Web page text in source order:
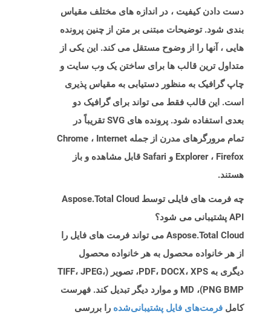
دست دادن کیفیت ، در اندازه های مختلف مقیاس
بندی شود. توضیحات مبتنی بر متن از چنین پرونده
هایی ، آنها را از وضوح مستقل می کند. این یکی از
متداول ترین قالب ها برای ساختن یک وب سایت و
چاپ گرافیک به منظور دستیابی به مقیاس پذیری
است. این قالب فقط می تواند برای گرافیک دو
بعدی استفاده شود. پرونده های SVG تقریباً در
تمام مرورگرهای مدرن از جمله Chrome ، Internet
Explorer ، Firefox و Safari قابل مشاهده و باز
هستند.
چه فرمت های فایلی توسط Aspose.Total Cloud
API پشتیبانی می شود؟
Aspose.Total Cloud می تواند فرمت های فایل را
از هر خانواده محصول به هر خانواده محصول
دیگری به PDF، DOCX، XPS، تصویر (TIFF، JPEG،
PNG BMP)، MD و موارد دیگر تبدیل کند. فهرست
کامل فرمت‌های فایل پشتیبانی‌شده را بررسی